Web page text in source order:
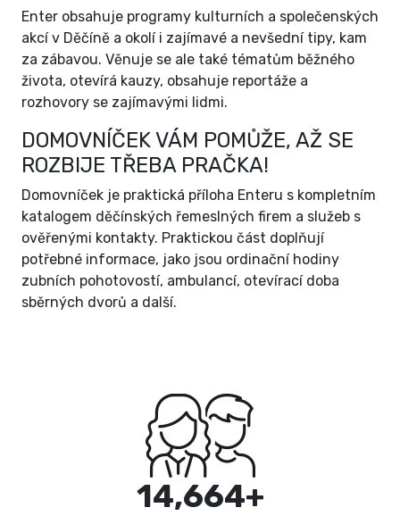
Enter obsahuje programy kulturních a společenských
akcí v Děčíně a okolí i zajímavé a nevšední tipy, kam
za zábavou. Věnuje se ale také tématům běžného
života, otevírá kauzy, obsahuje reportáže a
rozhovory se zajímavými lidmi.
DOMOVNÍČEK VÁM POMŮŽE, AŽ SE
ROZBIJE TŘEBA PRAČKA!
Domovníček je praktická příloha Enteru s kompletním
katalogem děčínských řemeslných firem a služeb s
ověřenými kontakty. Praktickou část doplňují
potřebné informace, jako jsou ordinační hodiny
zubních pohotovostí, ambulancí, otevírací doba
sběrných dvorů a další.
15,000+